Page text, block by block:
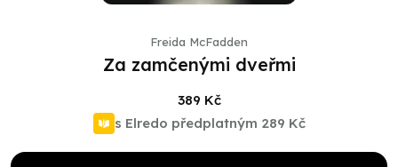
Freida McFadden
Za zamčenými dveřmi
389 Kč
s Elredo předplatným 289 Kč